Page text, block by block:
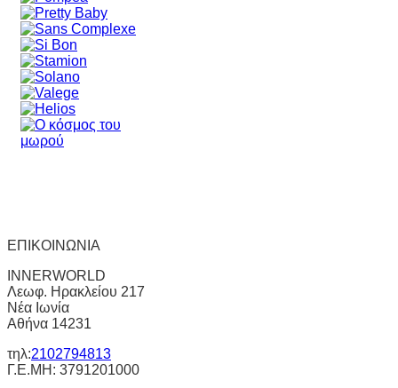
ΕΠΙΚΟΙΝΩΝΙΑ
INNERWORLD
Λεωφ. Ηρακλείου 217
Νέα Ιωνία
Αθήνα 14231
τηλ:2102794813
Γ.Ε.ΜΗ: 3791201000